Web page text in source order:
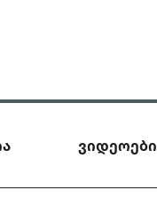
ვიდეოები